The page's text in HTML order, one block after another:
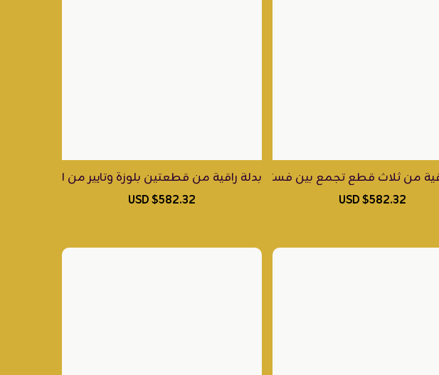
متناهية من أفخم أقمشة الكريب والحرير الإيطالي، ومطرز بأجود خيوط الريسم
من الكريب الإيطالي الراقي ومزدانة بشك يدوي من أفخم أنواع الريسم والخرز والترتر البراق
من ثلاث قطع تجمع بين فستان من الفيسكوز اللامع وجاكيت من الكريب
$582.32 USD
بدلة راقية من قطعتين بلوزة وتايير من الجازار
$582.32 USD